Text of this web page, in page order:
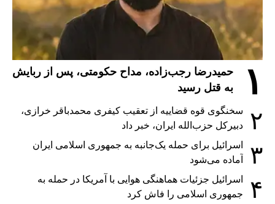
۱
حمیدرضا رجب‌زاده، مداح حکومتی، پس از ربایش
به قتل رسید
۲
سخنگوی قوه قضاییه از تعقیب کیفری محمدباقر خرازی،
دبیر‌کل حزب‌الله ایران، خبر داد
۳
اسرائیل برای حمله یک‌جانبه به جمهوری اسلامی ایران
آماده می‌شود
۴
اسرائیل جزئیات هماهنگی هوایی با آمریکا در حمله به
جمهوری اسلامی را فاش کرد